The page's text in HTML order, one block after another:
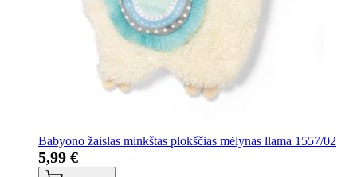
Babyono žaislas minkštas plokščias mėlynas llama 1557/02
5,99 €